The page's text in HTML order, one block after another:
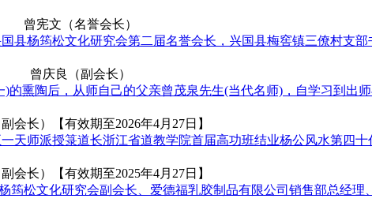
曾宪文（名誉会长）
杨筠松文化研究会第二届名誉会长，兴国县梅窖镇三僚村支部
曾庆良（副会长）
熏陶后，从师自己的父亲曾茂泉先生(当代名师)，自学习到出师
会长）【有效期至2026年4月27日】
师派授箓道长浙江省道教学院首届高功班结业杨公风水第四十
会长）【有效期至2025年4月27日】
松文化研究会副会长、爱德福乳胶制品有限公司销售部总经理